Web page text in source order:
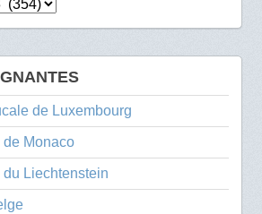
de Luxembourg
Monaco
Liechtenstein